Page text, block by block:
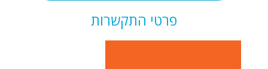
פרטי התקשרות